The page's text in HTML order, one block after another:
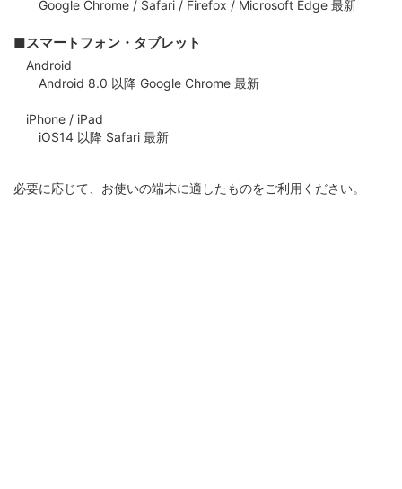
Google Chrome / Safari / Firefox / Microsoft Edge 最新
■スマートフォン・タブレット
Android
Android 8.0 以降 Google Chrome 最新
iPhone / iPad
iOS14 以降 Safari 最新
必要に応じて、お使いの端末に適したものをご利用ください。